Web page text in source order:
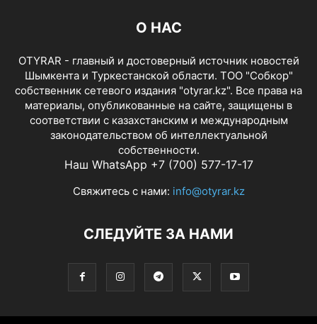
О НАС
OTYRAR - главный и достоверный источник новостей
Шымкента и Туркестанской области. ТОО "Собкор"
собственник сетевого издания "otyrar.kz". Все права на
материалы, опубликованные на сайте, защищены в
соответствии с казахстанским и международным
законодательством об интеллектуальной
собственности.
Наш WhatsApp +7 (700) 577-17-17
Свяжитесь с нами: info@otyrar.kz
СЛЕДУЙТЕ ЗА НАМИ